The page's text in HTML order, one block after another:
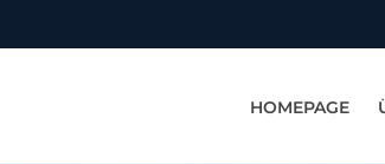
HOMEPAGE